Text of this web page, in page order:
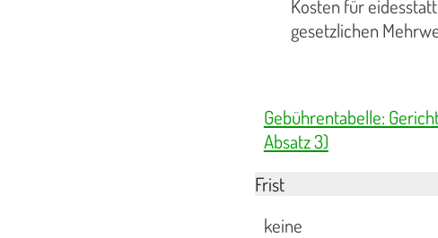
Kosten für
gesetzlichen
Gebührentabelle:
Absatz 3)
Frist
keine